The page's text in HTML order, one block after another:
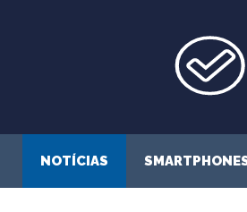
NOTÍCIAS